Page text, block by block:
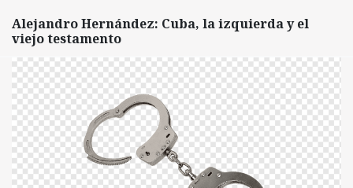
Alejandro Hernández: Cuba, la izquierda y el
viejo testamento